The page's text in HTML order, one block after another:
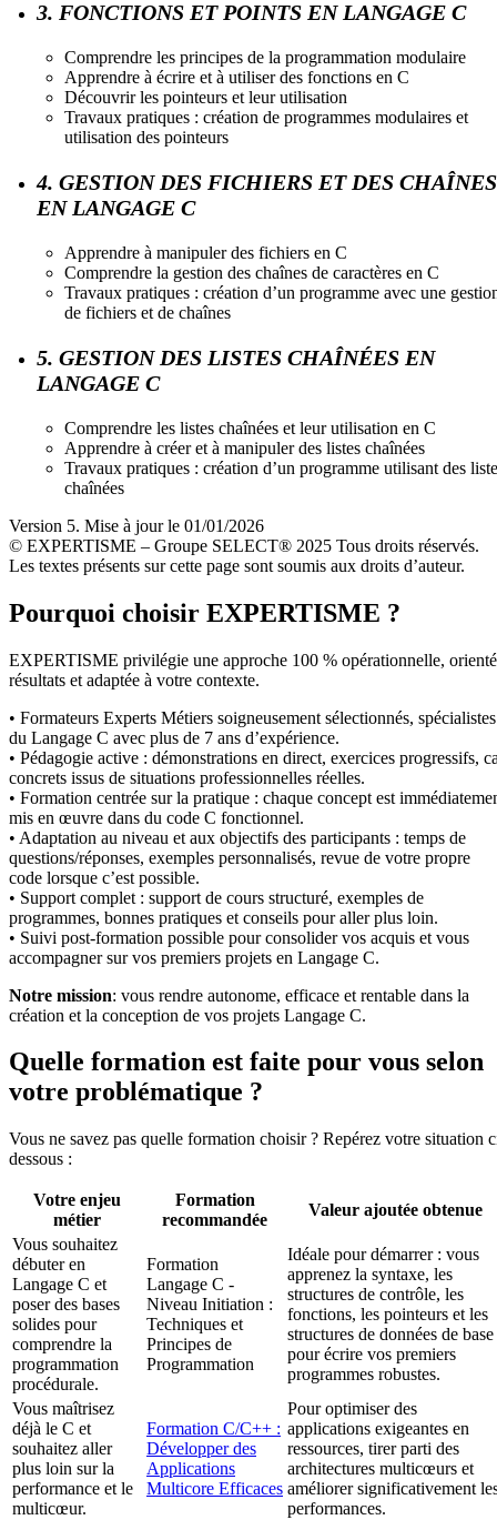
3. FONCTIONS ET POINTS EN LANGAGE C
Comprendre les principes de la programmation modulaire
Apprendre à écrire et à utiliser des fonctions en C
Découvrir les pointeurs et leur utilisation
Travaux pratiques : création de programmes modulaires et
utilisation des pointeurs
4. GESTION DES FICHIERS ET DES CHAÎNES
EN LANGAGE C
Apprendre à manipuler des fichiers en C
Comprendre la gestion des chaînes de caractères en C
Travaux pratiques : création d’un programme avec une
de fichiers et de chaînes
5. GESTION DES LISTES CHAÎNÉES EN
LANGAGE C
Comprendre les listes chaînées et leur utilisation en C
Apprendre à créer et à manipuler des listes chaînées
Travaux pratiques : création d’un programme utilisant des
chaînées
Version 5. Mise à jour le 01/01/2026
© EXPERTISME – Groupe SELECT® 2025 Tous droits réservés.
Les textes présents sur cette page sont soumis aux droits d’auteur.
Pourquoi choisir EXPERTISME ?
EXPERTISME privilégie une approche 100 % opérationnelle,
résultats et adaptée à votre contexte.
• Formateurs Experts Métiers soigneusement sélectionnés, spécialistes
du Langage C avec plus de 7 ans d’expérience.
• Pédagogie active : démonstrations en direct, exercices progressifs,
concrets issus de situations professionnelles réelles.
• Formation centrée sur la pratique : chaque concept est
mis en œuvre dans du code C fonctionnel.
• Adaptation au niveau et aux objectifs des participants : temps de
questions/réponses, exemples personnalisés, revue de votre propre
code lorsque c’est possible.
• Support complet : support de cours structuré, exemples de
programmes, bonnes pratiques et conseils pour aller plus loin.
• Suivi post-formation possible pour consolider vos acquis et vous
accompagner sur vos premiers projets en Langage C.
Notre mission: vous rendre autonome, efficace et rentable dans la
création et la conception de vos projets Langage C.
Quelle formation est faite pour vous selon
votre problématique ?
Vous ne savez pas quelle formation choisir ? Repérez votre situation
dessous :
Votre enjeu
métier
Formation
recommandée
Valeur ajoutée obtenue
Vous souhaitez
débuter en
Langage C et
poser des bases
solides pour
comprendre la
programmation
procédurale.
Formation
Langage C -
Niveau Initiation :
Techniques et
Principes de
Programmation
Idéale pour démarrer : vous
apprenez la syntaxe, les
structures de contrôle, les
fonctions, les pointeurs et les
structures de données de base
pour écrire vos premiers
programmes robustes.
Vous maîtrisez
déjà le C et
souhaitez aller
plus loin sur la
performance et le
multicœur.
Formation C/C++ :
Développer des
Applications
Multicore Efficaces
Pour optimiser des
applications exigeantes en
ressources, tirer parti des
architectures multicœurs et
améliorer significativement
performances.